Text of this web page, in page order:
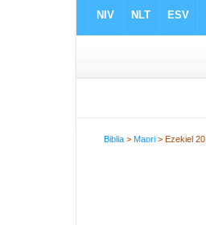
Biblia >Maori > Ezekiel 20